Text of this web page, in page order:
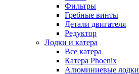
Фильтры
Гребные винты
Детали двигателя
Редуктор
Лодки и катера
Все катера
Катера Phoenix
Алюминиевые лодки